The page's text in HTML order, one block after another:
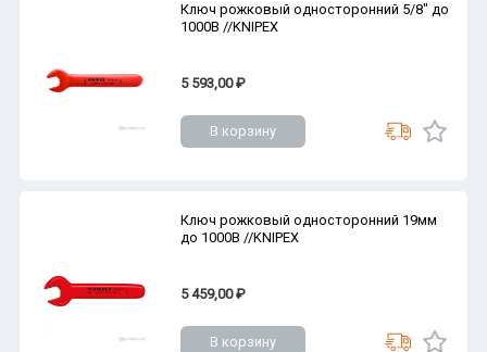
Ключ рожковый односторонний 5/8" до
1000В //KNIPEX
5 593,00 ₽
В корзину
Ключ рожковый односторонний 19мм
до 1000В //KNIPEX
5 459,00 ₽
В корзину